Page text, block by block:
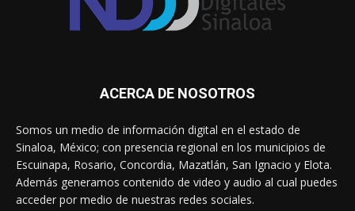
ACERCA DE NOSOTROS
Somos un medio de información digital en el estado de
Sinaloa, México; con presencia regional en los municipios de
Escuinapa, Rosario, Concordia, Mazatlán, San Ignacio y Elota.
Además generamos contenido de video y audio al cual puedes
acceder por medio de nuestras redes sociales.